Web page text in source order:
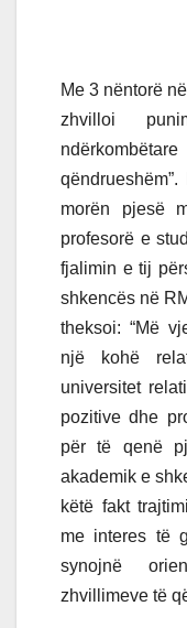
Me 3 nëntorë
zhvilloi
morën pjesë
profesorë e
fjalimin e tij
shkencës në
theksoi: “Më
një kohë
universitet
pozitive dhe
për të qenë
akademik e
këtë fakt
me interes të
synojnë
zhvillimeve të